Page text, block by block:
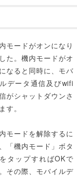
モードがオンになり
た。機内モードがオ
なると同時に、モバ
データ通信及びwifi
がシャットダウンさ
す。
モードを解除するに
「機内モード」ボタ
タップすればOKで
その際、モバイルデ